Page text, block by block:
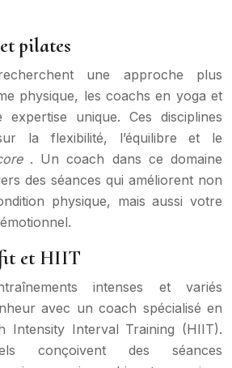
pilates
une approche plus
physique, les coachs en yoga et
unique. Ces disciplines
la flexibilité, l’équilibre et le
. Un coach dans ce domaine
des séances qui améliorent non
physique, mais aussi votre
et HIIT
intenses et variés
avec un coach spécialisé en
Intensity Interval Training (HIIT).
conçoivent des séances